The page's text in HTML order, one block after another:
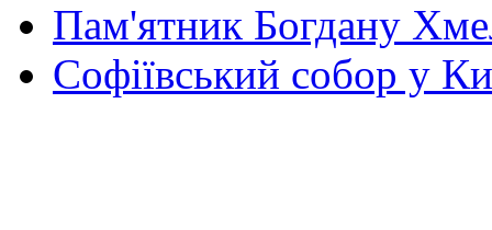
Пам'ятник Богдану
Софіївський собор у